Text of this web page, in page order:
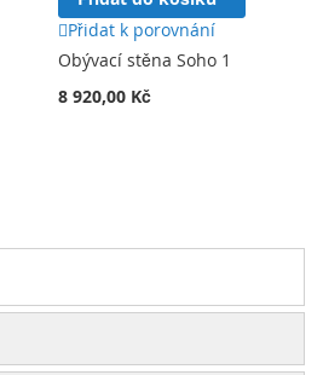
Přidat k porovnání
Obývací stěna Soho 1
8 920,00 Kč